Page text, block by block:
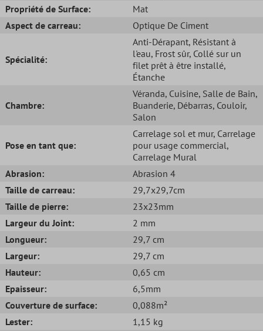
Propriété de Surface:
Mat
Aspect de carreau:
Optique De Ciment
Spécialité:
Anti-Dérapant, Résistant à
l'eau, Frost sûr, Collé sur un
filet prêt à être installé,
Étanche
Chambre:
Véranda, Cuisine, Salle de Bain,
Buanderie, Débarras, Couloir,
Salon
Pose en tant que:
Carrelage sol et mur, Carrelage
pour usage commercial,
Carrelage Mural
Abrasion:
Abrasion 4
Taille de carreau:
29,7x29,7cm
Taille de pierre:
23x23mm
Largeur du Joint:
2 mm
Longueur:
29,7 cm
Largeur:
29,7 cm
Hauteur:
0,65 cm
Epaisseur:
6,5mm
Couverture de surface:
0,088m²
Lester:
1,15 kg